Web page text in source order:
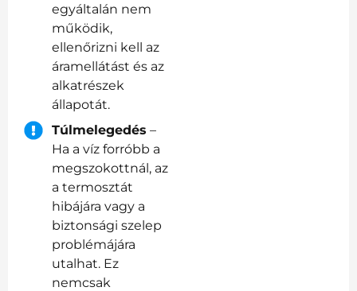
egyáltalán nem
működik,
ellenőrizni kell az
áramellátást és az
alkatrészek
állapotát.
Túlmelegedés –
Ha a víz forróbb a
megszokottnál, az
a termosztát
hibájára vagy a
biztonsági szelep
problémájára
utalhat. Ez
nemcsak